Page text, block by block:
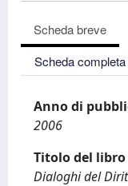
Scheda breve
Scheda
Anno di
2006
Titolo del
Dialoghi del